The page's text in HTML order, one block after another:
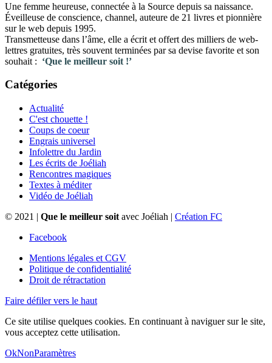
Une femme heureuse, connectée à la Source depuis sa naissance.
Éveilleuse de conscience, channel, auteure de 21 livres et pionnière
sur le web depuis 1995.
Transmetteuse dans l’âme, elle a écrit et offert des milliers de web-
lettres gratuites, très souvent terminées par sa devise favorite et son
souhait : ‘Que le meilleur soit !’
Catégories
Actualité
C'est chouette !
Coups de coeur
Engrais universel
Infolettre du Jardin
Les écrits de Joéliah
Rencontres magiques
Textes à méditer
Vidéo de Joéliah
© 2021 | Que le meilleur soit avec Joéliah | Création FC
Facebook
Mentions légales et CGV
Politique de confidentialité
Droit de rétractation
Faire défiler vers le haut
Ce site utilise quelques cookies. En continuant à naviguer sur le site,
vous acceptez cette utilisation.
OkNonParamètres